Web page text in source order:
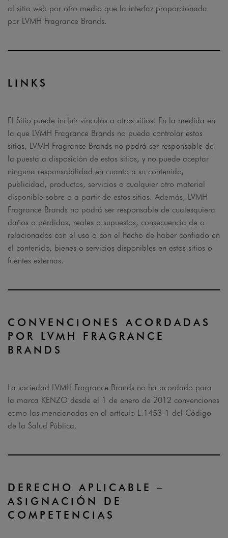
al sitio web por otro medio que la interfaz proporcionada
por LVMH Fragrance Brands.
LINKS
El Sitio puede incluir vínculos a otros sitios. En la medida en
la que LVMH Fragrance Brands no pueda controlar estos
sitios, LVMH Fragrance Brands no podrá ser responsable de
la puesta a disposición de estos sitios, y no puede aceptar
ninguna responsabilidad en cuanto a su contenido,
publicidad, productos, servicios o cualquier otro material
disponible sobre o a partir de estos sitios. Además, LVMH
Fragrance Brands no podrá ser responsable de cualesquiera
daños o pérdidas, reales o supuestos, consecuencia de o
relacionados con el uso o con el hecho de haber confiado en
el contenido, bienes o servicios disponibles en estos sitios o
fuentes externas.
CONVENCIONES ACORDADAS
POR LVMH FRAGRANCE
BRANDS
La sociedad LVMH Fragrance Brands no ha acordado para
la marca KENZO desde el 1 de enero de 2012 convenciones
como las mencionadas en el artículo L.1453-1 del Código
de la Salud Pública.
DERECHO APLICABLE –
ASIGNACIÓN DE
COMPETENCIAS